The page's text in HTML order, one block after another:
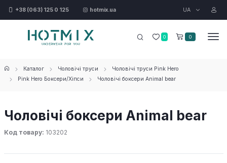
+38 (063) 125 0 125 hotmix.ua UA
0 0
Каталог Чоловічі труси
Чоловічі труси Pink Hero
Pink Hero Боксери/Хіпси
Чоловічі боксери Animal bear
Чоловічі боксери Animal bear
Код товару: 103202